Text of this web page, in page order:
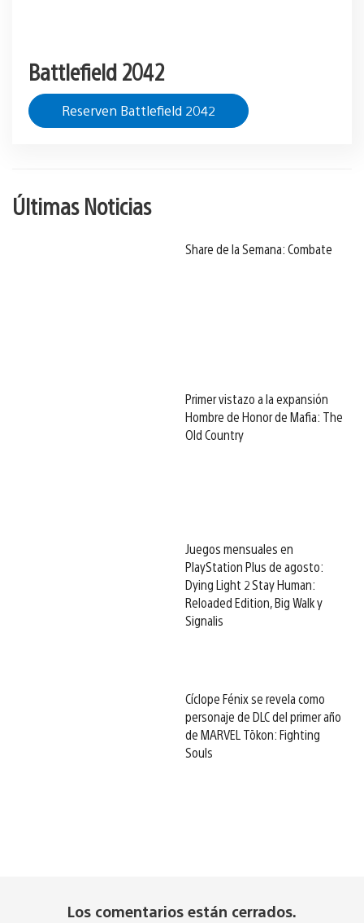
Battlefield 2042
Reserven Battlefield 2042
Últimas Noticias
Share de la Semana: Combate
Primer vistazo a la expansión
Hombre de Honor de Mafia: The
Old Country
Juegos mensuales en
PlayStation Plus de agosto:
Dying Light 2 Stay Human:
Reloaded Edition, Big Walk y
Signalis
Cíclope Fénix se revela como
personaje de DLC del primer año
de MARVEL Tōkon: Fighting
Souls
Los comentarios están cerrados.